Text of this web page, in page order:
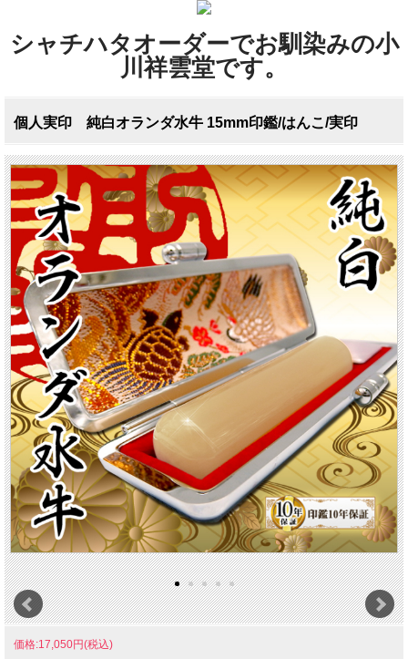
シャチハタオーダーでお馴染みの小
川祥雲堂です。
個人実印 純白オランダ水牛 15mm印鑑/はんこ/実印
価格:17,050円(税込)